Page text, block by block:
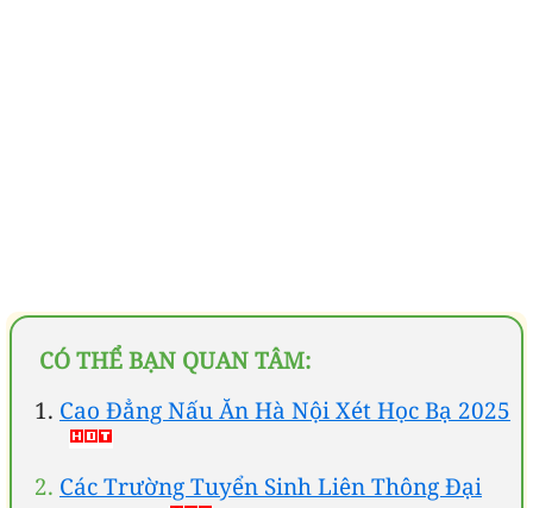
CÓ THỂ BẠN QUAN TÂM:
Cao Đẳng Nấu Ăn Hà Nội Xét Học Bạ 2025
Các Trường Tuyển Sinh Liên Thông Đại